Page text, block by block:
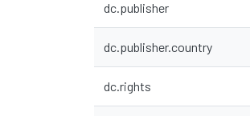
dc.publisher
dc.publisher.country
dc.rights